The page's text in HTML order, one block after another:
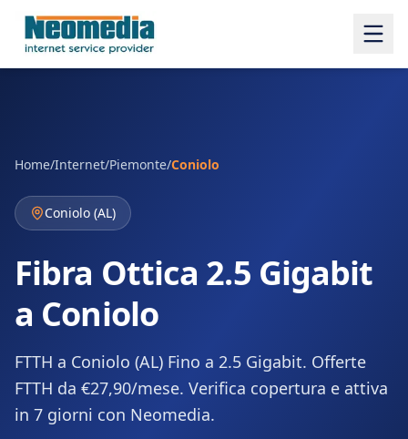
Home/Internet/Piemonte/Coniolo
Coniolo (AL)
Fibra Ottica 2.5 Gigabit
a Coniolo
FTTH a Coniolo (AL) Fino a 2.5 Gigabit. Offerte
FTTH da €27,90/mese. Verifica copertura e attiva
in 7 giorni con Neomedia.